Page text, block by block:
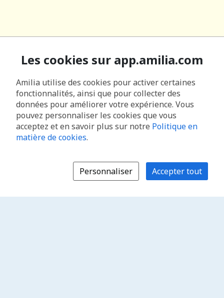
Les cookies sur app.amilia.com
Amilia utilise des cookies pour activer certaines
fonctionnalités, ainsi que pour collecter des
données pour améliorer votre expérience. Vous
pouvez personnaliser les cookies que vous
acceptez et en savoir plus sur notre Politique en
matière de cookies.
Personnaliser Accepter tout